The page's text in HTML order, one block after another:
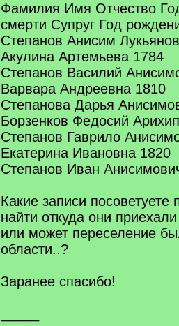
Фамилия Имя Отчество
смерти Супруг Год
Степанов Анисим
Акулина Артемьева 1784
Степанов Василий
Варвара Андреевна 1810
Степанова Дарья
Борзенков Федосий
Степанов Гаврило
Екатерина Ивановна 1820
Степанов Иван
Какие записи посоветуете
найти откуда они
или может переселение
области..?
Заранее спасибо!